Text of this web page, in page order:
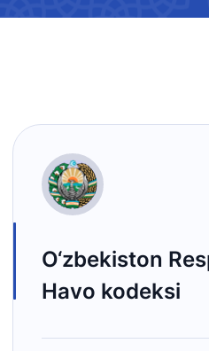
O‘zbekiston
Havo kodeksi